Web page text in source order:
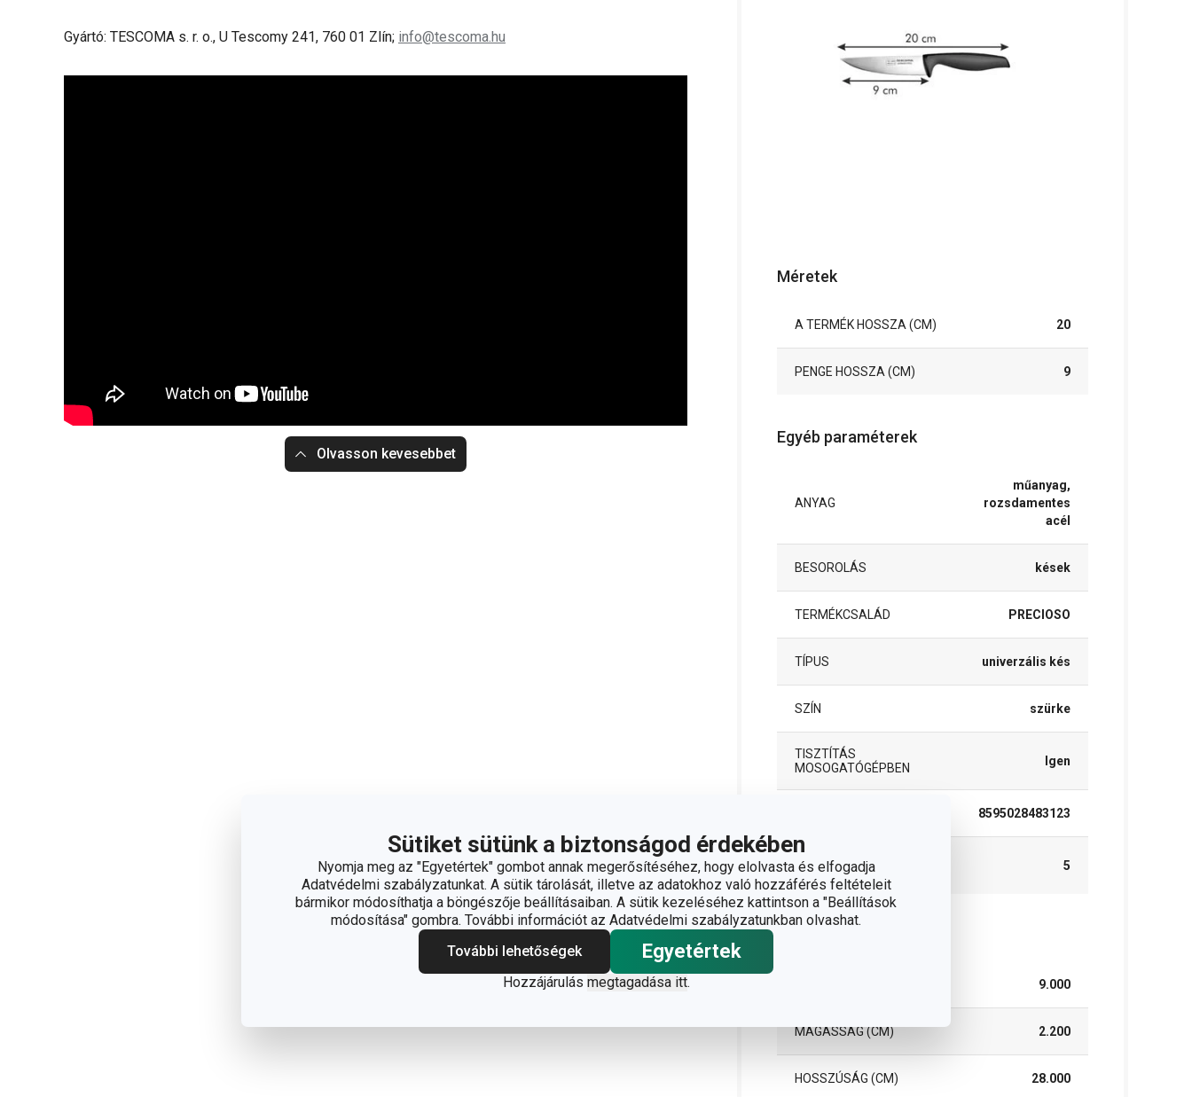
Sütiket sütünk a biztonságod érdekében
Nyomja meg az "Egyetértek" gombot annak megerősítéséhez, hogy elolvasta és elfogadja
Adatvédelmi szabályzatunkat. A sütik tárolását, illetve az adatokhoz való hozzáférés feltételeit
bármikor módosíthatja a böngészője beállításaiban. A sütik kezeléséhez kattintson a "Beállítások
módosítása" gombra. További információt az Adatvédelmi szabályzatunkban olvashat.
További lehetőségek
Egyetértek
Hozzájárulás megtagadása itt.
Gyártó: TESCOMA s. r. o., U Tescomy 241, 760 01 Zlín; info@tescoma.hu
Olvasson kevesebbet
Méretek
A TERMÉK HOSSZA (CM) 20
PENGE HOSSZA (CM) 9
Egyéb paraméterek
ANYAG
műanyag,
rozsdamentes
acél
BESOROLÁS kések
TERMÉKCSALÁD PRECIOSO
TÍPUS univerzális kés
SZÍN szürke
TISZTÍTÁS
MOSOGATÓGÉPBEN
Igen
8595028483123
A GARANCIÁLIS
IDŐSZAK (ÉVEKBEN)
5
9.000
MAGASSÁG (CM) 2.200
HOSSZÚSÁG (CM) 28.000